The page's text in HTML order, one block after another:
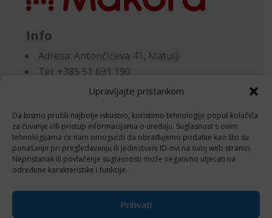
Upravljajte pristankom
Da bismo pružili najbolje iskustvo, koristimo tehnologije poput kolačića
za čuvanje i/ili pristup informacijama o uređaju. Suglasnost s ovim
tehnologijama će nam omogućiti da obrađujemo podatke kao što su
ponašanje pri pregledavanju ili jedinstveni ID-ovi na ovoj web stranici.
Nepristanak ili povlačenje suglasnosti može negativno utjecati na
određene karakteristike i funkcije.
Prihvati
Info
Adresa:Antončićeva 41, Matulji
Tel: +385 51 691 190
Email:knjigovodstvo@makora.hr
Dokumenti
Pravila privatnosti
Politika kolačića (EU)